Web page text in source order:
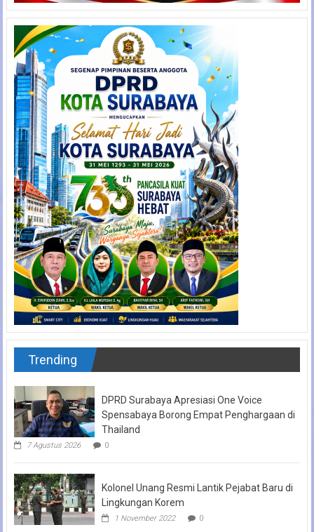
Trending
DPRD Surabaya Apresiasi One Voice
Spensabaya Borong Empat Penghargaan di
Thailand
7 Agustus 2026 0
Kolonel Unang Resmi Lantik Pejabat Baru di
Lingkungan Korem
1 November 2022 0